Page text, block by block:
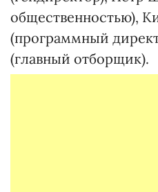
общественностью),
(программный
(главный отборщик).